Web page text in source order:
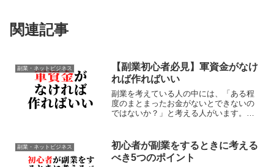
関連記事
副業・ネットビジネス
【副業初心者必見】軍資金がなけ
れば作ればいい
副業を考えている人の中には、「ある程
度のまとまったお金がないとできないの
ではないか？」と考える人がいます。そ
す。しかし、私自身が実行した結果、副
業でお金を稼ぐときに必要...
副業・ネットビジネス
初心者が副業をするときに考える
べき5つのポイント